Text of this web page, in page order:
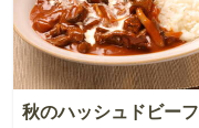
秋のハッシュドビーフ